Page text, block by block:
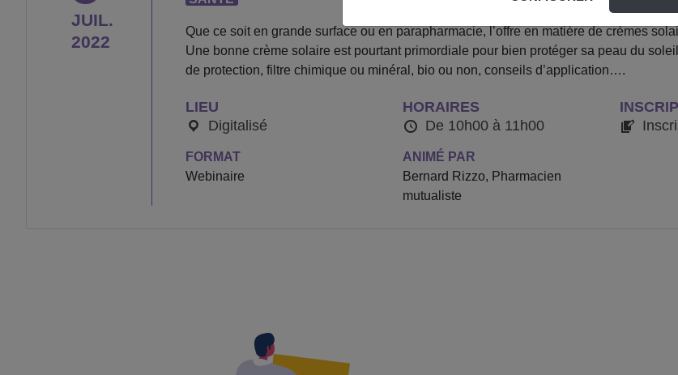
JUIL.
2022
Que ce soit en grande surface ou en parapharmacie, l’offre en matière de crèmes
Une bonne crème solaire est pourtant primordiale pour bien protéger sa peau du
de protection, filtre chimique ou minéral, bio ou non, conseils d’application….
LIEU
Digitalisé
HORAIRES
De 10h00 à 11h00
FORMAT
Webinaire
ANIMÉ PAR
Bernard Rizzo, Pharmacien
mutualiste